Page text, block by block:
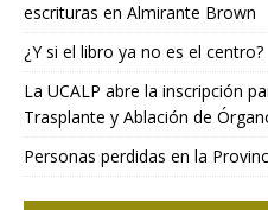
escrituras en Almirante Brown
¿Y si el libro ya no es el centro?
La UCALP abre la inscripción
Trasplante y Ablación de
Personas perdidas en la